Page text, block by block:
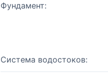
Фундамент:
Система водостоков: